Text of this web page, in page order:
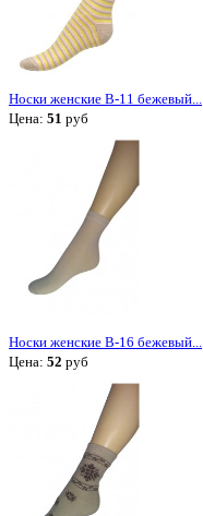
Носки женские В-11 бежевый...
Цена: 51 руб
Носки женские В-16 бежевый...
Цена: 52 руб